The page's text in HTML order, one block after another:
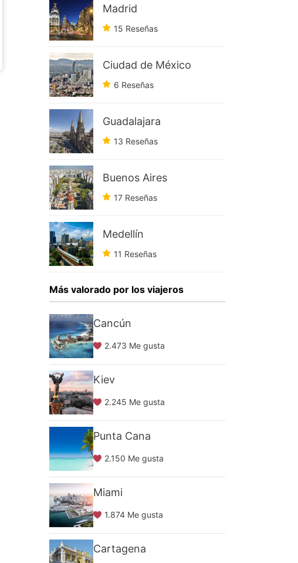
Madrid
15 Reseñas
Ciudad de México
6 Reseñas
Guadalajara
13 Reseñas
Buenos Aires
17 Reseñas
Medellín
11 Reseñas
Más valorado por los viajeros
Cancún
2.473 Me gusta
Kiev
2.245 Me gusta
Punta Cana
2.150 Me gusta
Miami
1.874 Me gusta
Cartagena